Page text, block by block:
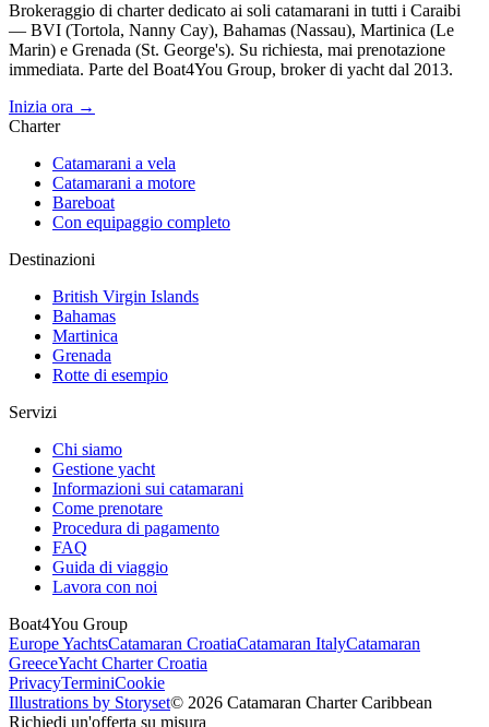
Brokeraggio di charter dedicato ai soli catamarani in tutti i Caraibi
— BVI (Tortola, Nanny Cay), Bahamas (Nassau), Martinica (Le
Marin) e Grenada (St. George's). Su richiesta, mai prenotazione
immediata. Parte del Boat4You Group, broker di yacht dal 2013.
Inizia ora →
Charter
Catamarani a vela
Catamarani a motore
Bareboat
Con equipaggio completo
Destinazioni
British Virgin Islands
Bahamas
Martinica
Grenada
Rotte di esempio
Servizi
Chi siamo
Gestione yacht
Informazioni sui catamarani
Come prenotare
Procedura di pagamento
FAQ
Guida di viaggio
Lavora con noi
Boat4You Group
Europe YachtsCatamaran CroatiaCatamaran ItalyCatamaran
GreeceYacht Charter Croatia
PrivacyTerminiCookie
Illustrations by Storyset© 2026 Catamaran Charter Caribbean
Richiedi un'offerta su misura